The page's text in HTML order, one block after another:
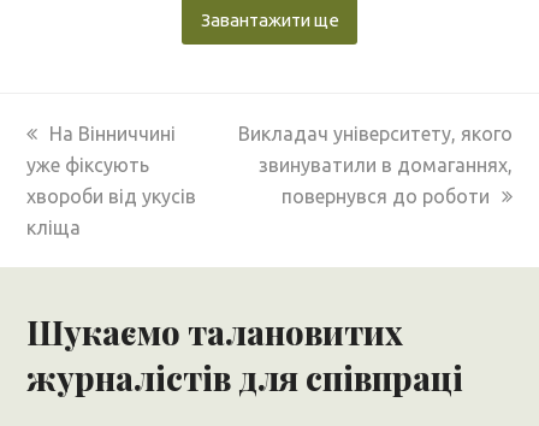
Завантажити ще
previous
post:
На Вінниччині
уже фіксують
хвороби від укусів
кліща
next
post:
Викладач університету, якого
звинуватили в домаганнях,
повернувся до роботи
Шукаємо талановитих
журналістів для співпраці